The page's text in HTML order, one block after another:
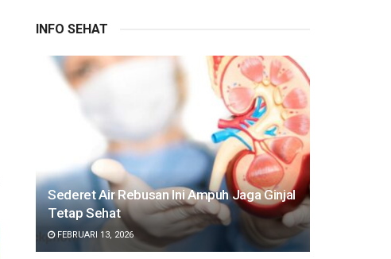
INFO SEHAT
Sederet Air Rebusan Ini Ampuh Jaga Ginjal
Tetap Sehat
FEBRUARI 13, 2026